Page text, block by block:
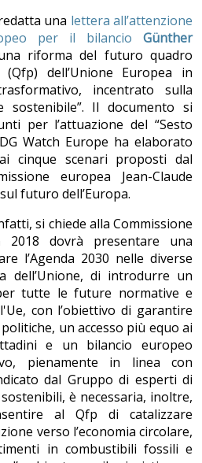
una lettera all’attenzione
per il bilancio Günther
riforma del futuro quadro
dell’Unione Europea in
incentrato sulla
sostenibile”. Il documento si
per l’attuazione del “Sesto
Watch Europe ha elaborato
cinque scenari proposti dal
europea Jean-Claude
futuro dell’Europa.
si chiede alla Commissione
dovrà presentare una
l’Agenda 2030 nelle diverse
dell’Unione, di introdurre un
tutte le future normative e
con l’obiettivo di garantire
un accesso più equo ai
e un bilancio europeo
pienamente in linea con
dal Gruppo di esperti di
è necessaria, inoltre,
al Qfp di catalizzare
verso l’economia circolare,
in combustibili fossili e